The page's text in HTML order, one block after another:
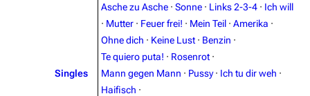
3.4K 12 290.4K
Navigation
Rammstein
Singles
Asche zu Asche · Sonne · Links 2-3-4 · Ich will
· Mutter · Feuer frei! · Mein Teil · Amerika ·
Ohne dich · Keine Lust · Benzin ·
Te quiero puta! · Rosenrot ·
Mann gegen Mann · Pussy · Ich tu dir weh ·
Haifisch ·